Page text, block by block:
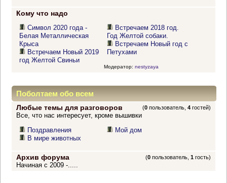
Кому что надо
Символ 2020 года -
Белая Металлическая
Крыса
Встречаем Новый 2019
год Желтой Свиньи
Встречаем 2018 год.
Год Желтой собаки.
Встречаем Новый год с
Петухами
Модератор: nestyzaya
Поболтаем обо всем
Любые темы для разговоров (0 пользователь,4 гостей)
Все, что нас интересует, кроме вышивки
Поздравления
В мире животных
Мой дом
Архив форума (0 пользователь,1 гость)
Начиная с 2009 -.....